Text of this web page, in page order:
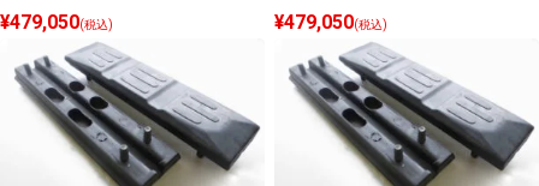
¥479,050(税込) ¥479,050(税込)